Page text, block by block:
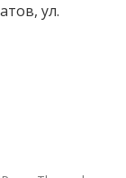
ул.